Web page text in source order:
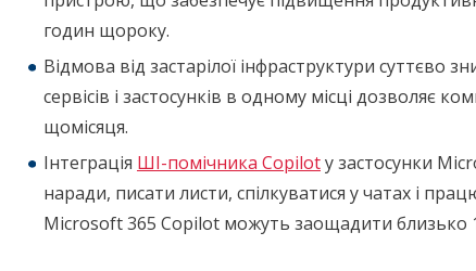
годин щороку.
Відмова від застарілої інфраструктури суттєво
сервісів і застосунків в одному місці дозволяє
щомісяця.
Інтеграція ШІ-помічника Copilotу застосунки
наради, писати листи, спілкуватися у чатах і
Microsoft 365 Copilot можуть заощадити близько